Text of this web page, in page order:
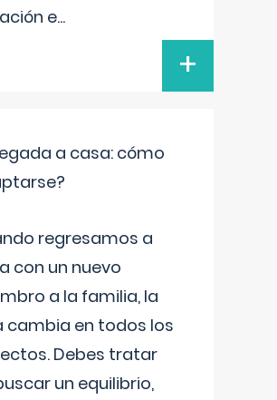
e...
+
a casa: cómo
regresamos a
con un nuevo
a la familia, la
cambia en todos los
Debes tratar
un equilibrio,